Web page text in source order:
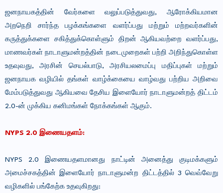
ஜனநாயகத்தின் வேர்களை வலுப்படுத்துவது, ஆரோக்கியமான
அறநெறி சார்ந்த பழக்கங்களை வளர்ப்பது மற்றும் மற்றவர்களின்
கருத்துக்களை சகித்துக்கொள்ளும் திறன் ஆகியவற்றை வளர்ப்பது,
மாணவர்கள் நாடாளுமன்றத்தின் நடைமுறைகள் பற்றி அறிந்துகொள்ள
உதவுவது, அரசின் செயல்பாடு, அரசியலமைப்பு மதிப்புகள் மற்றும்
ஜனநாயக வழியில் தங்கள் வாழ்க்கையை வாழ்வது பற்றிய அறிவை
மேம்படுத்துவது ஆகியவை தேசிய இளையோர் நாடாளுமன்றத் திட்டம்
2.0-ன் முக்கிய கனிமங்கள் நோக்கங்கள் ஆகும்.
NYPS 2.0 இணையதளம்:
NYPS 2.0 இணையதளமானது நாட்டின் அனைத்து குடிமக்களும்
அமைச்சகத்தின் இளையோர் நாடாளுமன்ற திட்டத்தில் 3 வெவ்வேறு
வழிகளில் பங்கேற்க உதவுகிறது: